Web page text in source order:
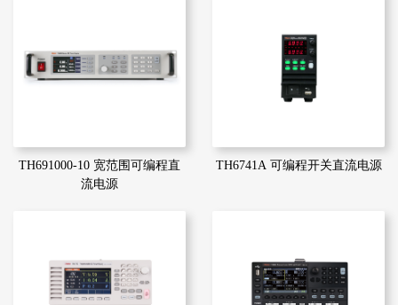
TH691000-10 宽范围可编程直
流电源
TH6741A 可编程开关直流电源